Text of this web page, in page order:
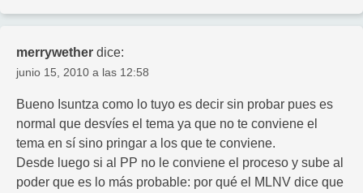
merrywether dice:
junio 15, 2010 a las 12:58
Bueno Isuntza como lo tuyo es decir sin probar pues es
normal que desvíes el tema ya que no te conviene el
tema en sí sino pringar a los que te conviene.
Desde luego si al PP no le conviene el proceso y sube al
poder que es lo más probable: por qué el MLNV dice que